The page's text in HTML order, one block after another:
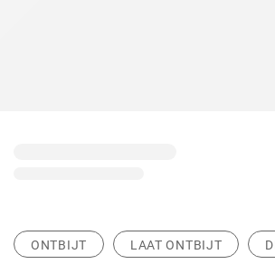
ONTBIJT LAAT ONTBIJT